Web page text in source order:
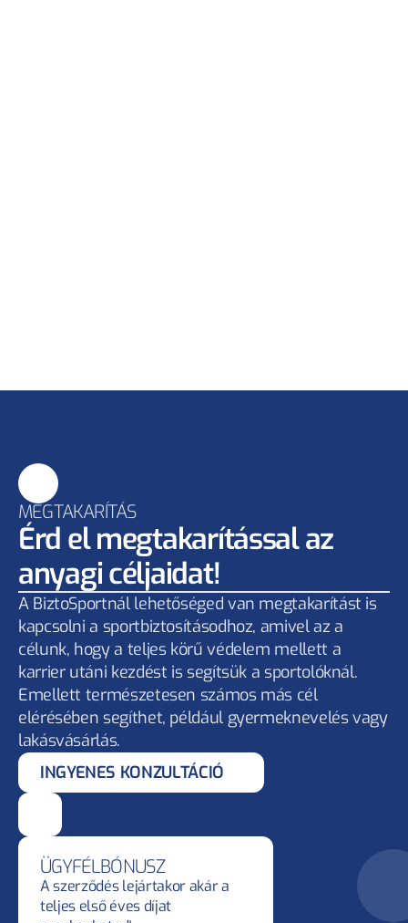
MEGTAKARÍTÁS
Érd el megtakarítással az
anyagi céljaidat!
A BiztoSportnál lehetőséged van megtakarítást is
kapcsolni a sportbiztosításodhoz, amivel az a
célunk, hogy a teljes körű védelem mellett a
karrier utáni kezdést is segítsük a sportolóknál.
Emellett természetesen számos más cél
elérésében segíthet, például gyermeknevelés vagy
lakásvásárlás.
INGYENES KONZULTÁCIÓ
ÜGYFÉLBÓNUSZ
A szerződés lejártakor akár a
teljes első éves díjat